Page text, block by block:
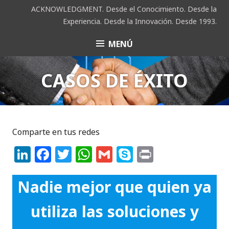
ACKNOWLEDGMENT. Desde el Conocimiento. Desde la
Experiencia. Desde la Innovación. Desde 1993.
ACK MENÚ
CASOS DE ÉXITO
Comparte en tus redes
Li
n
k
e
dI
F
a
c
e
b
T
w
it
te
r
W
h
a
ts
A
G
m
ai
l
S
k
y
p
e
ri
n
t
Nadie mejor que quien ya
utiliza las soluciones y